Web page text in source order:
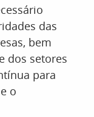
das
bem
dos setores
para
o